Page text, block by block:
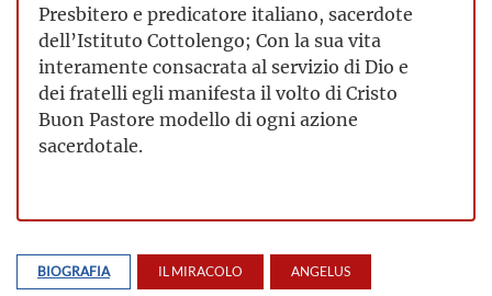
Presbitero e predicatore italiano, sacerdote
dell’Istituto Cottolengo; Con la sua vita
interamente consacrata al servizio di Dio e
dei fratelli egli manifesta il volto di Cristo
Buon Pastore modello di ogni azione
sacerdotale.
BIOGRAFIA IL MIRACOLO ANGELUS